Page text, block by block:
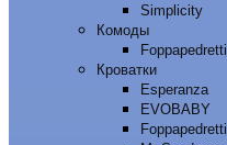
Simplicity
Комоды
Foppapedretti
Кроватки
Esperanza
EVOBABY
Foppapedretti